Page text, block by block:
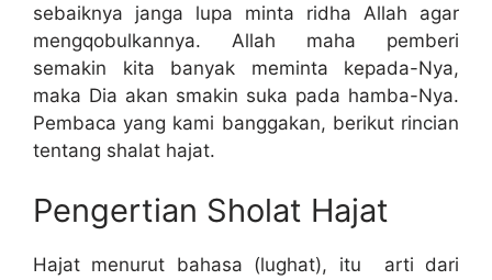
sebaiknya janga lupa minta ridha Allah agar
mengqobulkannya. Allah maha pemberi
semakin kita banyak meminta kepada-Nya,
maka Dia akan smakin suka pada hamba-Nya.
Pembaca yang kami banggakan, berikut rincian
tentang shalat hajat.
Pengertian Sholat Hajat
Hajat menurut bahasa (lughat), itu arti dari